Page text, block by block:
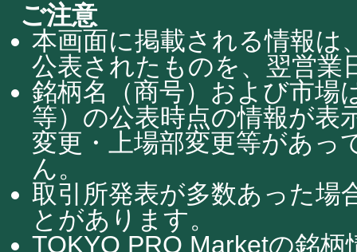
ご注意
本画面に掲載される情報は
公表されたものを、翌営業
銘柄名（商号）および市場
等）の公表時点の情報が表
変更・上場部変更等があっ
ん。
取引所発表が多数あった場
とがあります。
TOKYO PRO Marketの銘